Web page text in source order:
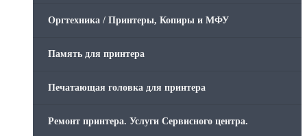
Оргтехника / Принтеры, Копиры и МФУ
Память для принтера
Печатающая головка для принтера
Ремонт принтера. Услуги Сервисного центра.